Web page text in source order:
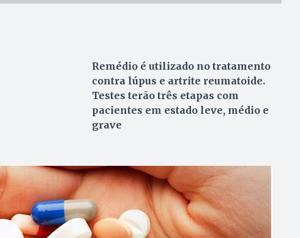
Remédio é utilizado no tratamento
contra lúpus e artrite reumatoide.
Testes terão três etapas com
pacientes em estado leve, médio e
grave